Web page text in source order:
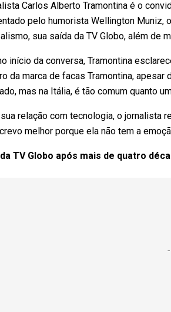
Carlos Alberto Tramontina é o
pelo humorista Wellington Muniz,
sua saída da TV Globo, além de
início da conversa, Tramontina
da marca de facas Tramontina, apesar
mas na Itália, é tão comum quanto um
relação com tecnologia, o jornalista
melhor porque ela não tem a
TV Globo após mais de quatro